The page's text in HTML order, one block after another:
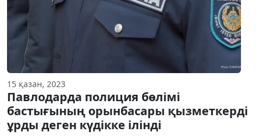
15 қазан, 2023
Павлодарда полиция бөлімі
бастығының орынбасары қызметкерді
ұрды деген күдікке ілінді